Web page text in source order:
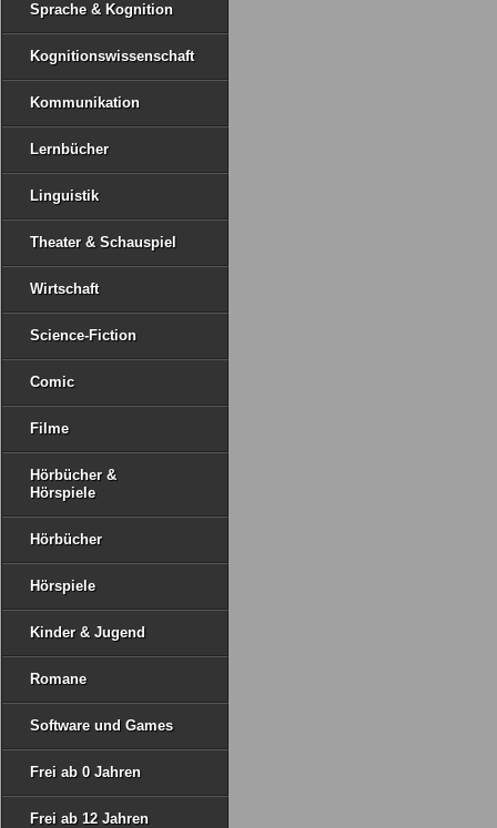
Sprache & Kognition
Kognitionswissenschaft
Kommunikation
Lernbücher
Linguistik
Theater & Schauspiel
Wirtschaft
Science-Fiction
Comic
Filme
Hörbücher &
Hörspiele
Hörbücher
Hörspiele
Kinder & Jugend
Romane
Software und Games
Frei ab 0 Jahren
Frei ab 12 Jahren